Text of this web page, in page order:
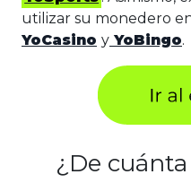
utilizar su monedero
YoCasino y YoBingo.
¿De